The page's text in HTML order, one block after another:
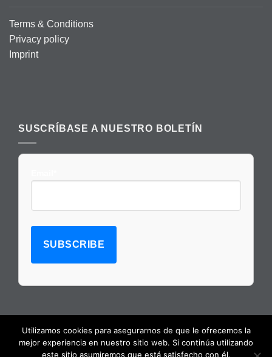
Terms & Conditions
Privacy policy
Imprint
SUSCRÍBASE A NUESTRO BOLETÍN
Utilizamos cookies para asegurarnos de que le ofrecemos la
mejor experiencia en nuestro sitio web. Si continúa utilizando
este sitio asumiremos que está satisfecho con él.